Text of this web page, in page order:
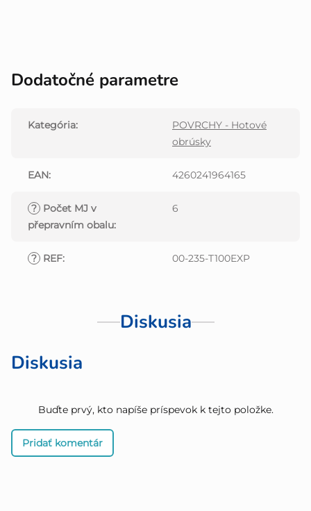
Dodatočné parametre
Kategória:
POVRCHY - Hotové
obrúsky
EAN: 4260241964165
? Počet MJ v
přepravním obalu:
6
? REF: 00-235-T100EXP
Diskusia
Diskusia
Buďte prvý, kto napíše príspevok k tejto položke.
Pridať komentár